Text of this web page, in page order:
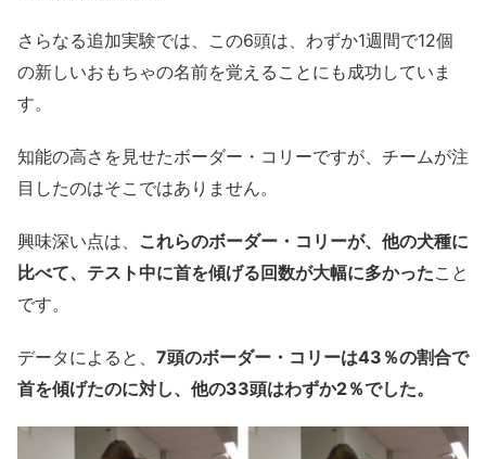
さらなる追加実験では、この6頭は、わずか1週間で12個
の新しいおもちゃの名前を覚えることにも成功していま
す。
知能の高さを見せたボーダー・コリーですが、チームが注
目したのはそこではありません。
興味深い点は、 これらのボーダー・コリーが、他の犬種に
比べて、テスト中に首を傾げる回数が大幅に多かったこと
です。
データによると、 7頭のボーダー・コリーは43％の割合で
首を傾げたのに対し、他の33頭はわずか2％でした。